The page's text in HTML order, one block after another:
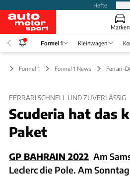
Hefte
Marken
Formel 1 Kleinwagen
Formel 1 Formel 1 News Ferrari-
FERRARI SCHNELL UND ZUVERLÄSSIG
Scuderia hat das
Paket
GP BAHRAIN 2022 Am
Leclerc die Pole. Am